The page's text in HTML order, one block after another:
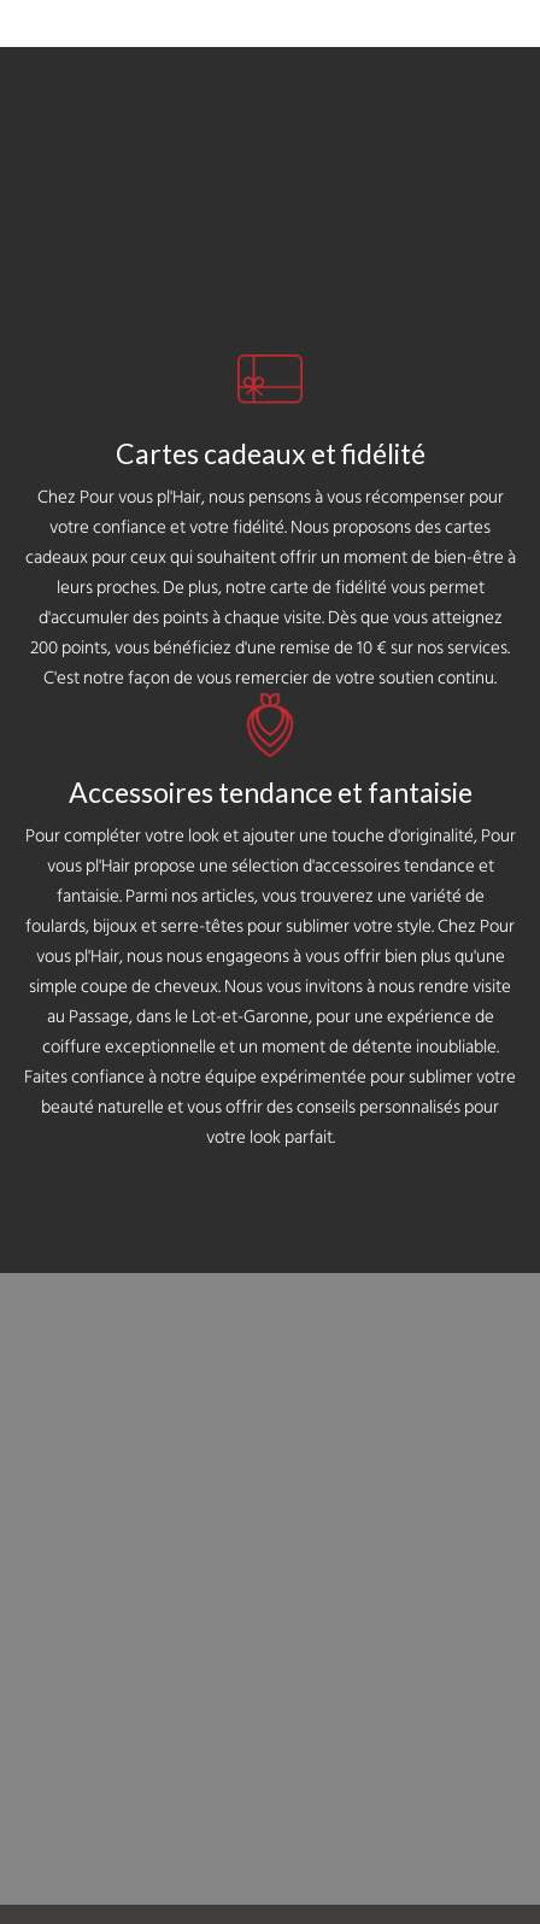
Cartes cadeaux et fidélité
Chez Pour vous pl'Hair, nous pensons à vous récompenser pour
votre confiance et votre fidélité. Nous proposons des cartes
cadeaux pour ceux qui souhaitent offrir un moment de bien-être à
leurs proches. De plus, notre carte de fidélité vous permet
d'accumuler des points à chaque visite. Dès que vous atteignez
200 points, vous bénéficiez d'une remise de 10 € sur nos services.
C'est notre façon de vous remercier de votre soutien continu.
Accessoires tendance et fantaisie
Pour compléter votre look et ajouter une touche d'originalité, Pour
vous pl'Hair propose une sélection d'accessoires tendance et
fantaisie. Parmi nos articles, vous trouverez une variété de
foulards, bijoux et serre-têtes pour sublimer votre style. Chez Pour
vous pl'Hair, nous nous engageons à vous offrir bien plus qu'une
simple coupe de cheveux. Nous vous invitons à nous rendre visite
au Passage, dans le Lot-et-Garonne, pour une expérience de
coiffure exceptionnelle et un moment de détente inoubliable.
Faites confiance à notre équipe expérimentée pour sublimer votre
beauté naturelle et vous offrir des conseils personnalisés pour
votre look parfait.